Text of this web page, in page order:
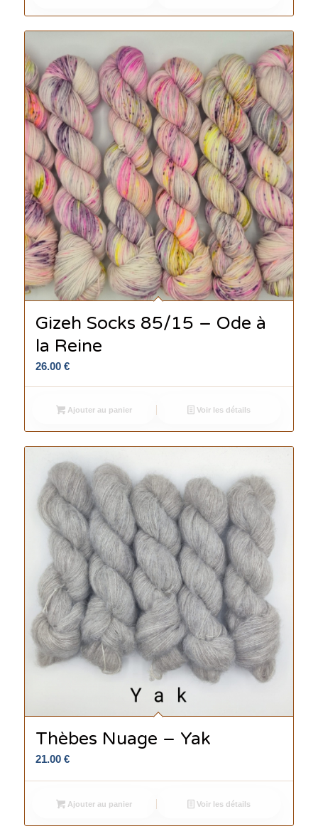
Gizeh Socks 85/15 – Ode à
la Reine
26.00 €
Ajouter au panier Voir les détails
Thèbes Nuage – Yak
21.00 €
Ajouter au panier Voir les détails